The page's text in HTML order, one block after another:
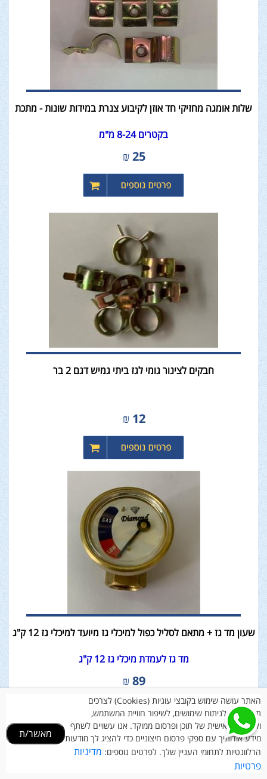
שלות אומגה מחזיקי חד אוזן לקיבוע צנרת במידות שונות - מתכת
בקטרים 8-24 מ"מ
25
₪
חבקים לצינור גומי לגז ביתי גמיש דגם 2 בר
12
₪
שעון מד גז + מתאם לסליל כפול למיכלי גז מיועד למיכלי גז 12 ק"ג
מד גז לעמדת מיכלי גז 12 ק"ג
89
₪
האתר עושה שימוש בקובצי עוגיות (Cookies) לצרכים
תפעוליים, לניתוח שימושים, לשיפור חוויית המשתמש,
ולהתאמה אישית של תוכן ופרסום ממוקד. אנו עשויים לשתף
מידע אודותיך עם ספקי פרסום חיצוניים כדי להציג לך מודעות
הרלוונטיות לתחומי העניין שלך. לפרטים נוספים: מדיניות
פרטיות
מאשר/ת